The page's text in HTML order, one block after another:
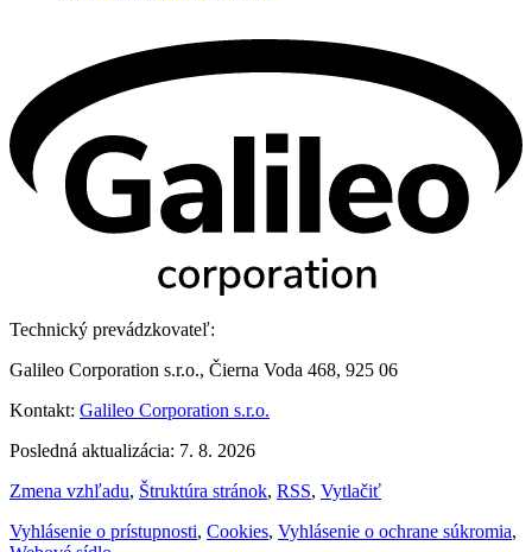
Technický prevádzkovateľ:
Galileo Corporation s.r.o., Čierna Voda 468, 925 06
Kontakt: Galileo Corporation s.r.o.
Posledná aktualizácia: 7. 8. 2026
Zmena vzhľadu, Štruktúra stránok, RSS, Vytlačiť
Vyhlásenie o prístupnosti, Cookies, Vyhlásenie o ochrane súkromia,